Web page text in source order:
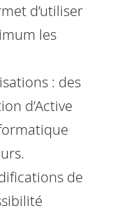
d’utiliser
les
: des
d’Active
de